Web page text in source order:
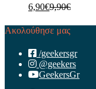
6,90€9,90€
Ακολούθησε μας
/geekersgr
@geekers
GeekersGr